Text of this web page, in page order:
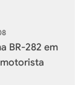
BR-282 em